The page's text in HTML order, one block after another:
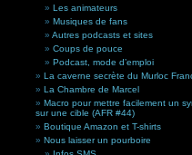
Les animateurs
Musiques de fans
Autres podcasts et sites
Coups de pouce
Podcast, mode d’emploi
La caverne secrète du Murloc
La Chambre de Marcel
Macro pour mettre facilement un
sur une cible (AFR #44)
Boutique Amazon et T-shirts
Nous laisser un pourboire